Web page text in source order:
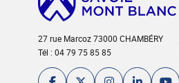
27 rue Marcoz 73000 CHAMBÉRY
Tél : 04 79 75 85 85